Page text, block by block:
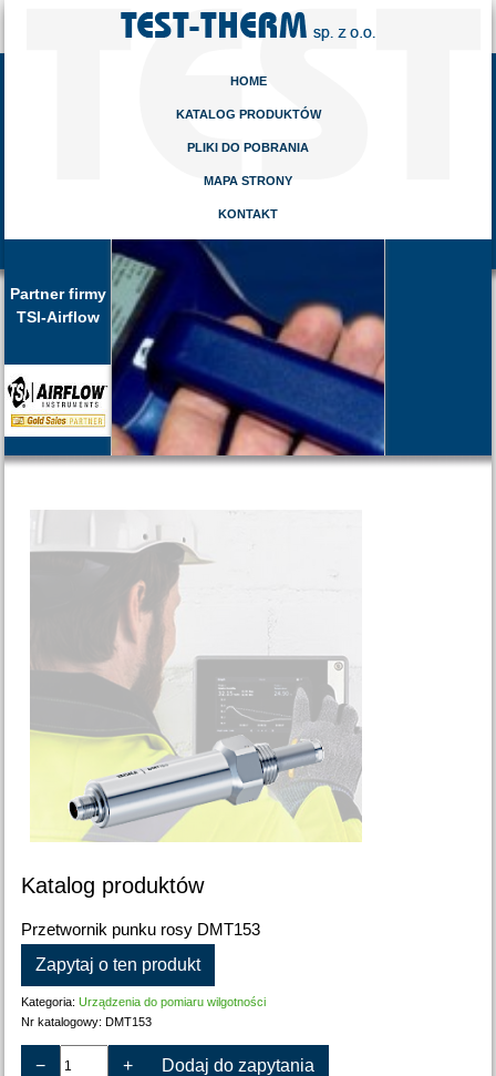
HOME
KATALOG PRODUKTÓW
PLIKI DO POBRANIA
MAPA STRONY
KONTAKT
Partner firmy
TSI-Airflow
Katalog produktów
Przetwornik punku rosy DMT153
Zapytaj o ten produkt
Kategoria:Urządzenia do pomiaru wilgotności
Nr katalogowy:DMT153
− + Dodaj do zapytania